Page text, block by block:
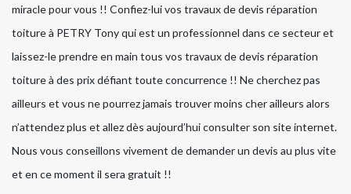
miracle pour vous !! Confiez-lui vos travaux de devis réparation
toiture à PETRY Tony qui est un professionnel dans ce secteur et
laissez-le prendre en main tous vos travaux de devis réparation
toiture à des prix défiant toute concurrence !! Ne cherchez pas
ailleurs et vous ne pourrez jamais trouver moins cher ailleurs alors
n’attendez plus et allez dès aujourd’hui consulter son site internet.
Nous vous conseillons vivement de demander un devis au plus vite
et en ce moment il sera gratuit !!